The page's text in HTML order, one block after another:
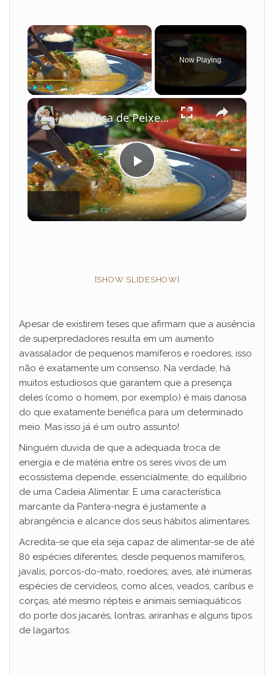
×
Fullscreen
Now Playing
×
P
l
y
V
i
d
e
o
Moqueca de Peixe com Leite de Coco e Camarão
[SHOW SLIDESHOW]
Apesar de existirem teses que afirmam que a ausência
de superpredadores resulta em um aumento
avassalador de pequenos mamíferos e roedores, isso
não é exatamente um consenso. Na verdade, há
muitos estudiosos que garantem que a presença
deles (como o homem, por exemplo) é mais danosa
do que exatamente benéfica para um determinado
meio. Mas isso já é um outro assunto!
Ninguém duvida de que a adequada troca de
energia e de matéria entre os seres vivos de um
ecossistema depende, essencialmente, do equilíbrio
de uma Cadeia Alimentar. E uma característica
marcante da Pantera-negra é justamente a
abrangência e alcance dos seus hábitos alimentares.
Acredita-se que ela seja capaz de alimentar-se de até
80 espécies diferentes, desde pequenos mamíferos,
javalis, porcos-do-mato, roedores, aves, até inúmeras
espécies de cervídeos, como alces, veados, caribus e
corças, até mesmo répteis e animais semiaquáticos
do porte dos jacarés, lontras, ariranhas e alguns tipos
de lagartos.